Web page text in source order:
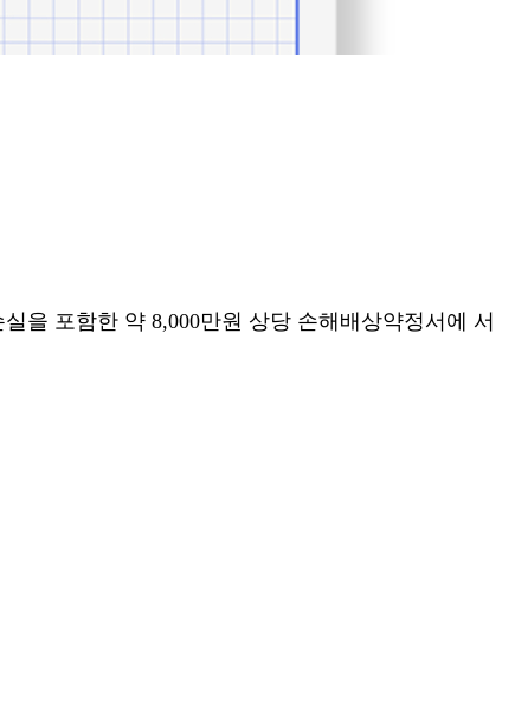
을 포함한 약 8,000만원 상당 손해배상약정서에 서